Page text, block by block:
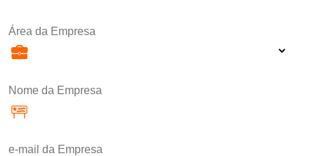
Área da Empresa
Nome da Empresa
e-mail da Empresa